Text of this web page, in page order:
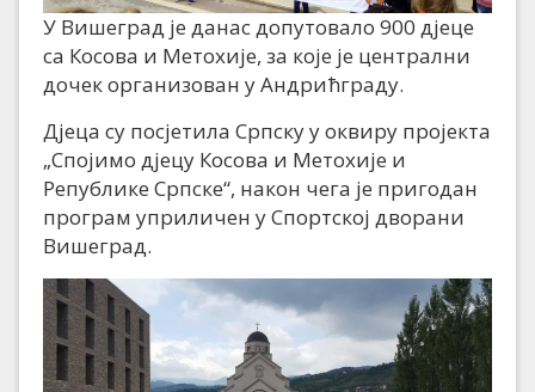
У Вишеград је данас допутовало 900 дјеце
са Косова и Метохије, за које је централни
дочек организован у Андрићграду.
Дјеца су посјетила Српску у оквиру пројекта
„Спојимо дјецу Косова и Метохије и
Републике Српске“, након чега је пригодан
програм уприличен у Спортској дворани
Вишеград.